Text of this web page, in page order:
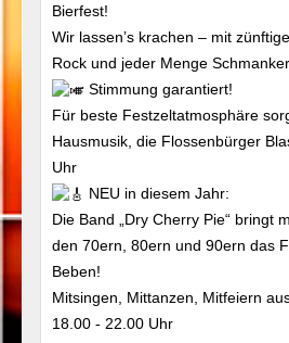
Bierfest!
Wir lassen’s krachen – mit
Rock und jeder Menge
Stimmung garantiert!
Für beste Festzeltatmosphäre
Hausmusik, die Flossenbürger
Uhr
NEU in diesem Jahr:
Die Band „Dry Cherry Pie“ bringt
den 70ern, 80ern und 90ern das
Beben!
Mitsingen, Mittanzen, Mitfeiern
18.00 - 22.00 Uhr